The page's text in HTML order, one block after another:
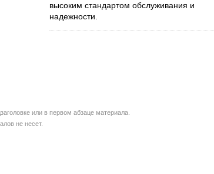
высоким стандартом обслуживания и
надежности.
или в первом абзаце материала.
не несет.